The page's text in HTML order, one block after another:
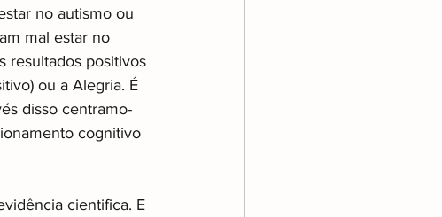
no autismo ou
mal estar no
resultados positivos
ou a Alegria. É
disso centramo-
cognitivo
cientifica. E